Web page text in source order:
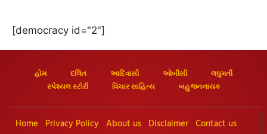
[democracy id="2"]
હોમ દલિત આદિવાસી ઓબીસી
લઘુમતી
સ્પેશ્યલ સ્ટોરી
વિચાર સાહિત્ય બહુજનનાયક
Home Privacy Policy About us Disclaimer Contact us